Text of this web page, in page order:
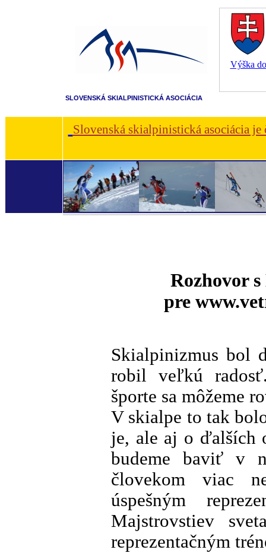
Výška
SLOVENSKÁ SKIALPINISTICKÁ ASOCIÁCIA
Slovenská skialpinistická asociácia
Rozhovor
pre
Skialpinizmus bol
robil veľkú
športe sa môžeme
V skialpe to tak
je, ale aj o ďalších
budeme baviť v
človekom viac
úspešným
Majstrovstiev
reprezentačným